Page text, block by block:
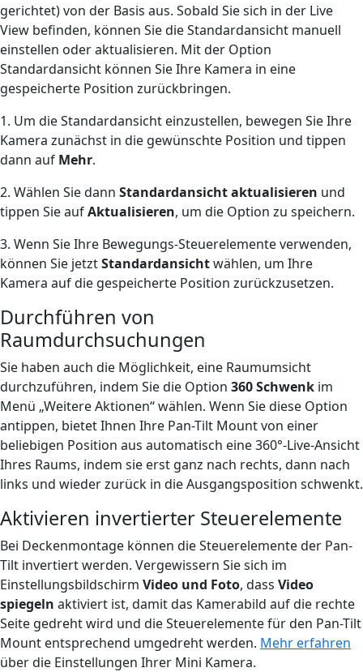
gerichtet) von der Basis aus. Sobald Sie sich in der Live
View befinden, können Sie die Standardansicht manuell
einstellen oder aktualisieren. Mit der Option
Standardansicht können Sie Ihre Kamera in eine
gespeicherte Position zurückbringen.
1. Um die Standardansicht einzustellen, bewegen Sie Ihre
Kamera zunächst in die gewünschte Position und tippen
dann auf Mehr.
2. Wählen Sie dann Standardansicht aktualisieren und
tippen Sie aufAktualisieren, um die Option zu speichern.
3. Wenn Sie Ihre Bewegungs-Steuerelemente verwenden,
können Sie jetztStandardansichtwählen, um Ihre
Kamera auf die gespeicherte Position zurückzusetzen.
Durchführen von
Raumdurchsuchungen
Sie haben auch die Möglichkeit, eine Raumumsicht
durchzuführen, indem Sie die Option 360 Schwenk im
Menü „Weitere Aktionen“ wählen. Wenn Sie diese Option
antippen, bietet Ihnen Ihre Pan-Tilt Mount von einer
beliebigen Position aus automatisch eine 360°-Live-Ansicht
Ihres Raums, indem sie erst ganz nach rechts, dann nach
links und wieder zurück in die Ausgangsposition schwenkt.
Aktivieren invertierter Steuerelemente
Bei Deckenmontage können die Steuerelemente der Pan-
Tilt invertiert werden. Vergewissern Sie sich im
Einstellungsbildschirm Video und Foto, dass Video
spiegeln aktiviert ist, damit das Kamerabild auf die rechte
Seite gedreht wird und die Steuerelemente für den Pan-Tilt
Mount entsprechend umgedreht werden. Mehr erfahren
über die Einstellungen Ihrer Mini Kamera.